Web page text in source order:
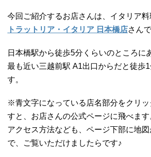
今回ご紹介するお店さんは、イタリア料
トラットリア・イタリア 日本橋店さん
日本橋駅から徒歩5分くらいのところに
最も近い三越前駅 A1出口からだと徒歩
す。
※青文字になっている店名部分をクリッ
すと、お店さんの公式ページに飛べます
アクセス方法なども、ページ下部に地
で、ご覧いただけましたらです♪